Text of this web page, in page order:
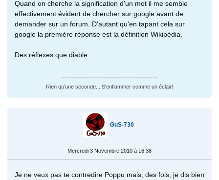
Quand on cherche la signification d'un mot il me semble
effectivement évident de chercher sur google avant de
demander sur un forum. D'autant qu'en tapant cela sur
google la première réponse est la définition Wikipédia.
Des réflexes que diable.
Rien qu'une seconde... S'enflammer comme un éclair!
GuS-730
Mercredi 3 Novembre 2010 à 16:38
Je ne veux pas te contredire Poppu mais, des fois, je dis bien